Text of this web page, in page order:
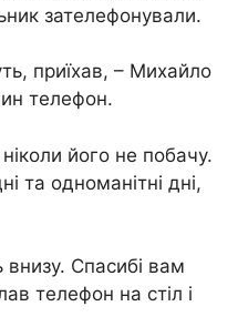
зателефонували.
приїхав, – Михайло
телефон.
його не побачу.
та одноманітні дні,
Спасибі вам
телефон на стіл і